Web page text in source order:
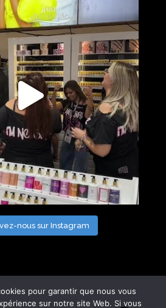
nous sur Instagram
pour garantir que nous vous
sur notre site Web. Si vous